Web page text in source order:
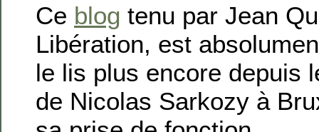
Ce blog tenu par Jean
Libération, est
le lis plus encore depuis
de Nicolas Sarkozy à